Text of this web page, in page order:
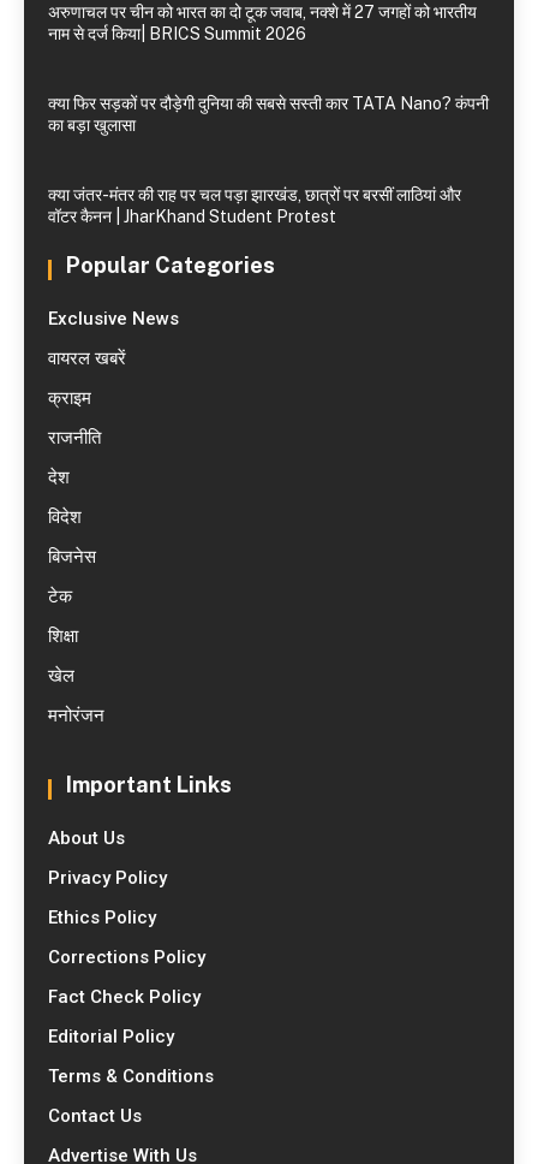
अरुणाचल पर चीन को भारत का दो टूक जवाब, नक्शे में 27 जगहों को भारतीय
नाम से दर्ज किया| BRICS Summit 2026
क्या फिर सड़कों पर दौड़ेगी दुनिया की सबसे सस्ती कार TATA Nano? कंपनी
का बड़ा खुलासा
क्या जंतर-मंतर की राह पर चल पड़ा झारखंड, छात्रों पर बरसीं लाठियां और
वॉटर कैनन | JharKhand Student Protest
Popular Categories
Exclusive News
वायरल खबरें
क्राइम
राजनीति
देश
विदेश
बिजनेस
टेक
शिक्षा
खेल
मनोरंजन
Important Links
About Us
Privacy Policy
Ethics Policy
Corrections Policy
Fact Check Policy
Editorial Policy
Terms & Conditions
Contact Us
Advertise With Us